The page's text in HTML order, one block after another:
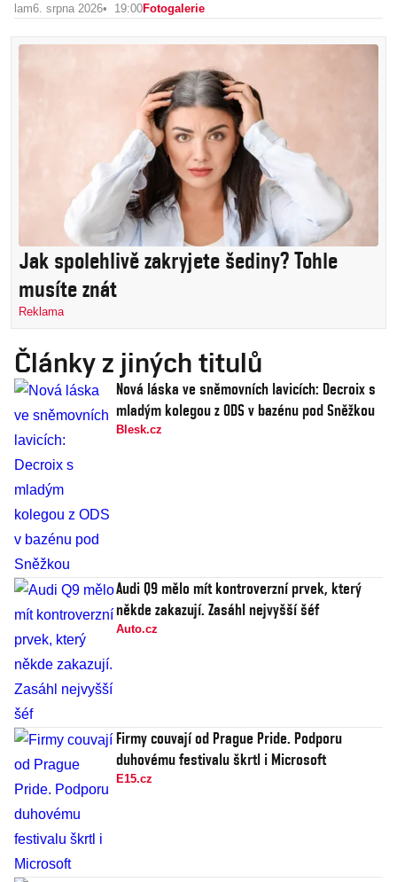
lam6. srpna 2026 19:00Fotogalerie
Jak spolehlivě zakryjete šediny? Tohle
musíte znát
Reklama
Články z jiných titulů
Nová láska ve sněmovních lavicích: Decroix s
mladým kolegou z ODS v bazénu pod Sněžkou
Blesk.cz
Audi Q9 mělo mít kontroverzní prvek, který
někde zakazují. Zasáhl nejvyšší šéf
Auto.cz
Firmy couvají od Prague Pride. Podporu
duhovému festivalu škrtl i Microsoft
E15.cz